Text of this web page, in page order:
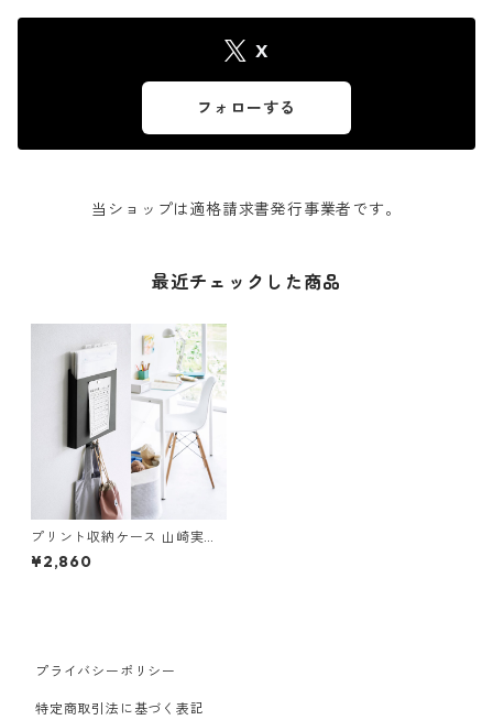
X
フォローする
当ショップは適格請求書発行事業者です。
最近チェックした商品
プリント収納ケース 山崎実業
tower タワー 石こうボード壁
対応プリント収納ホルダー ブ
¥2,860
プライバシーポリシー
特定商取引法に基づく表記